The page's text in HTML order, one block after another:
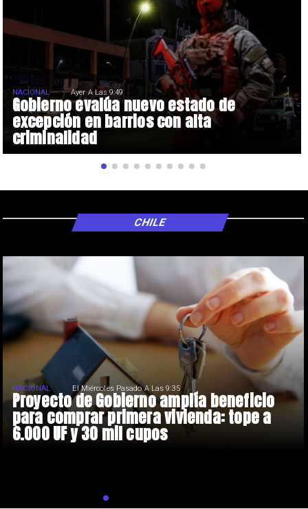
Gobierno evalúa nuevo estado de
excepción en barrios con alta
criminalidad
NACIONAL Ayer A Las 9:49
Proyecto de Gobierno amplía beneficio
para comprar primera vivienda: tope a
6.000 UF y 30 mil cupos
NACIONAL El Miércoles Pasado A Las 9:35
CHILE